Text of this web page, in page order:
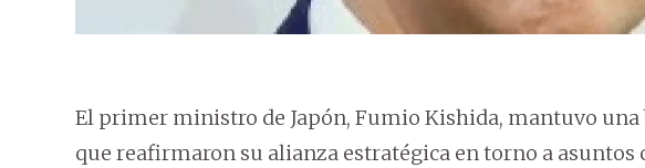
El primer ministro de Japón, Fumio Kishida, mantuvo una
que reafirmaron su alianza estratégica en torno a asuntos